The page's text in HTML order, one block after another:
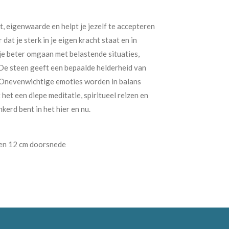
eigenwaarde en helpt je jezelf te accepteren
je sterk in je eigen kracht staat en in
beter omgaan met belastende situaties,
steen geeft een bepaalde helderheid van
emoties worden in balans
een diepe meditatie, spiritueel reizen en
bent in het hier en nu.
12 cm doorsnede